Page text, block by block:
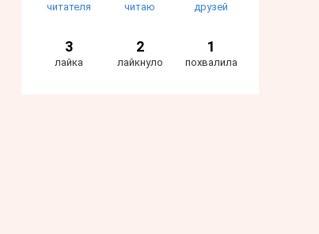
читателя читаю друзей
3
лайка
2
лайкнуло
1
похвалила